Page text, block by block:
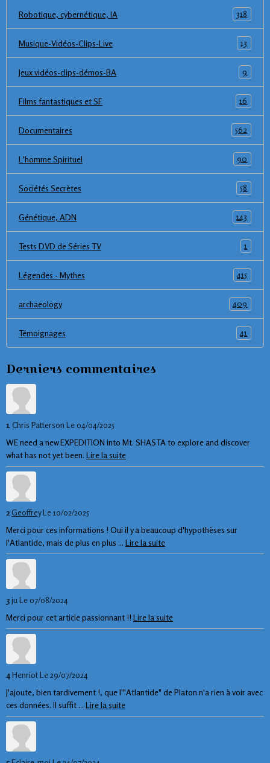
Robotique, cybernétique, IA 318
Musique-Vidéos-Clips-Live 13
Jeux vidéos-clips-démos-BA 9
Films fantastiques et SF 16
Documentaires 562
L'homme Spirituel 90
Sociétés Secrètes 58
Génétique, ADN 143
Tests DVD de Séries TV 1
Légendes - Mythes 415
archaeology 409
Témoignages 41
Derniers commentaires
1 Chris Patterson Le 04/04/2025
WE need a new EXPEDITION into Mt. SHASTA to explore and discover
what has not yet been. Lire la suite
2GeoffreyLe 10/02/2025
Merci pour ces informations ! Oui il y a beaucoup d'hypothèses sur
l'Atlantide, mais de plus en plus ... Lire la suite
3ju Le 07/08/2024
Merci pour cet article passionnant !! Lire la suite
4HenriotLe 29/07/2024
J'ajoute, bien tardivement !, que l'"Atlantide" de Platon n'a rien à voir avec
ces données. Il suffit ... Lire la suite